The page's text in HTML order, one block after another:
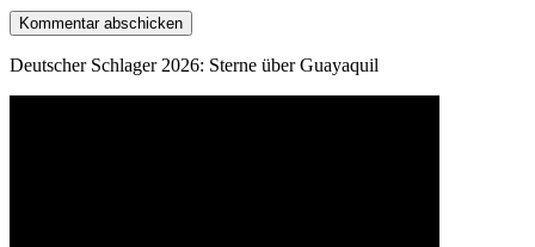
Deutscher Schlager 2026: Sterne über Guayaquil